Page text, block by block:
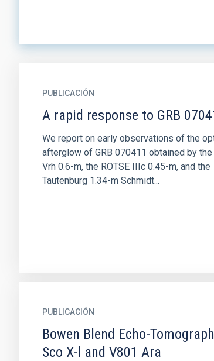
PUBLICACIÓN
A rapid response to GRB
We report on early observations of the
afterglow of GRB 070411 obtained by the
Vrh 0.6-m, the ROTSE IIIc 0.45-m, and the
Tautenburg 1.34-m Schmidt...
PUBLICACIÓN
Bowen Blend Echo-
Sco X-l and V801 Ara